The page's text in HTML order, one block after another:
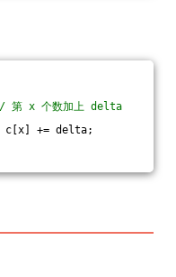
第 x 个数加上 delta
c[x] += delta;